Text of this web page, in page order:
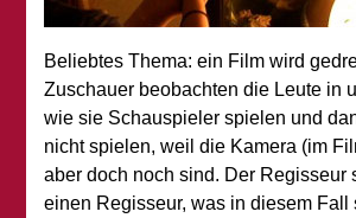
Beliebtes Thema: ein Film wird
Zuschauer beobachten die Leute in
wie sie Schauspieler spielen und
nicht spielen, weil die Kamera (im
aber doch noch sind. Der Regisseur
einen Regisseur, was in diesem Fall